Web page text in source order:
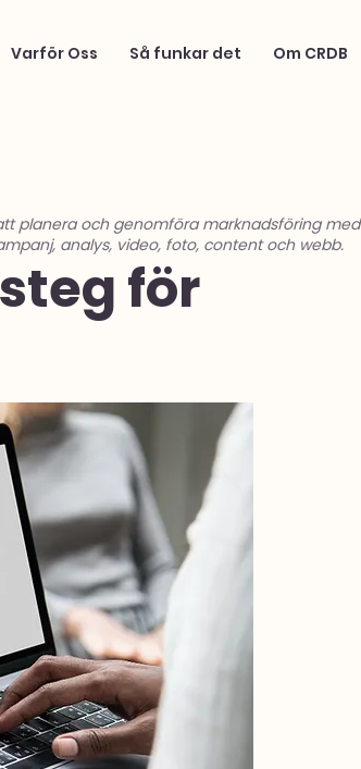
Om CRDB
Så funkar det
Varför Oss
för
planera och genomföra marknadsföring med
analys, video, foto, content och webb.